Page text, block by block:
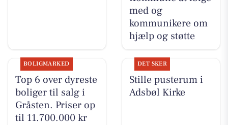
med og
kommunikere om
hjælp og støtte
BOLIGMARKED
Top 6 over dyreste
boliger til salg i
Gråsten. Priser op
til 11.700.000 kr
DET SKER
Stille pusterum i
Adsbøl Kirke